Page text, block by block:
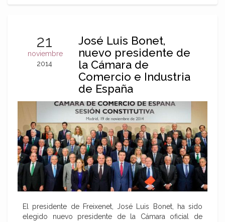
21
noviembre
2014
José Luis Bonet,
nuevo presidente de
la Cámara de
Comercio e Industria
de España
El presidente de Freixenet, José Luis Bonet, ha sido
elegido nuevo presidente de la Cámara oficial de